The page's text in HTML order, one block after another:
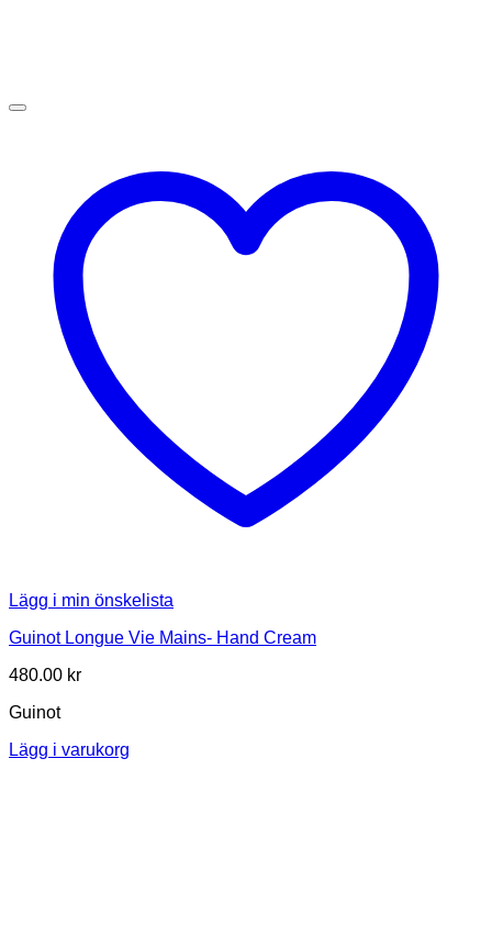
Lägg i min önskelista
Guinot Longue Vie Mains- Hand Cream
480.00 kr
Guinot
Lägg i varukorg